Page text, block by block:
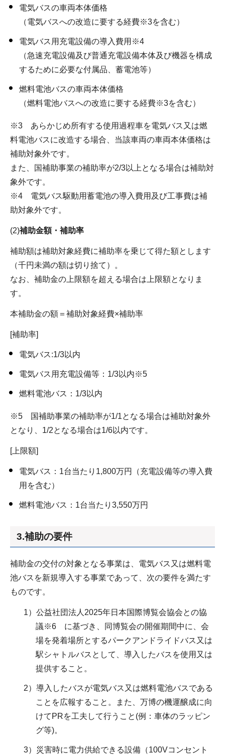
電気バスの車両本体価格
（電気バスへの改造に要する経費※3を含む）
電気バス用充電設備の導入費用※4
（急速充電設備及び普通充電設備本体及び機器を構成
するために必要な付属品、蓄電池等）
燃料電池バスの車両本体価格
（燃料電池バスへの改造に要する経費※3を含む）
※3 あらかじめ所有する使用過程車を電気バス又は燃
料電池バスに改造する場合、当該車両の車両本体価格は
補助対象外です。
また、国補助事業の補助率が2/3以上となる場合は補助対
象外です。
※4 電気バス駆動用蓄電池の導入費用及び工事費は補
助対象外です。
(2)補助金額・補助率
補助額は補助対象経費に補助率を乗じて得た額とします
（千円未満の額は切り捨て）。
なお、補助金の上限額を超える場合は上限額となりま
す。
本補助金の額＝補助対象経費×補助率
[補助率]
電気バス:1/3以内
電気バス用充電設備等：1/3以内※5
燃料電池バス：1/3以内
※5 国補助事業の補助率が1/1となる場合は補助対象外
となり、1/2となる場合は1/6以内です。
[上限額]
電気バス：1台当たり1,800万円（充電設備等の導入費
用を含む）
燃料電池バス：1台当たり3,550万円
3.補助の要件
補助金の交付の対象となる事業は、電気バス又は燃料電
池バスを新規導入する事業であって、次の要件を満たす
ものです。
1）公益社団法人2025年日本国際博覧会協会との協
議※6 に基づき、同博覧会の開催期間中に、会
場を発着場所とするパークアンドライドバス又は
駅シャトルバスとして、導入したバスを使用又は
提供すること。
2）導入したバスが電気バス又は燃料電池バスである
ことを広報すること。また、万博の機運醸成に向
けてPRを工夫して行うこと(例：車体のラッピン
グ等)。
3）災害時に電力供給できる設備（100Vコンセント